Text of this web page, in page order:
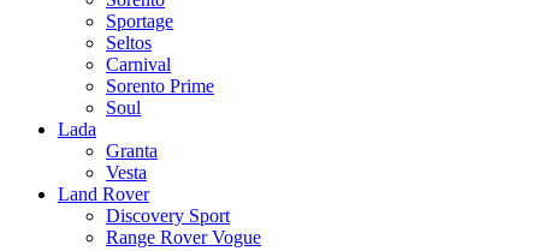
Sportage
Seltos
Carnival
Sorento Prime
Soul
Lada
Granta
Vesta
Land Rover
Discovery Sport
Range Rover Vogue